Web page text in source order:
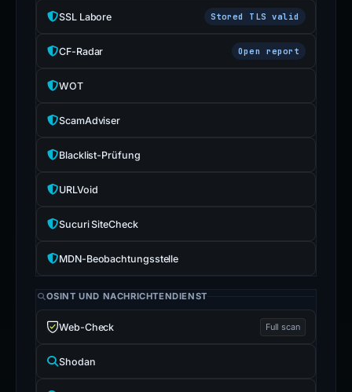
SSL Labore Stored TLS valid
CF-Radar Open report
WOT
ScamAdviser
Blacklist-Prüfung
URLVoid
Sucuri SiteCheck
MDN-Beobachtungsstelle
OSINT UND NACHRICHTENDIENST
Web-Check Full scan
Shodan